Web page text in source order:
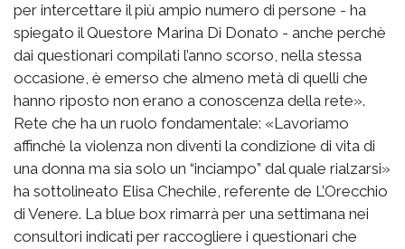
per intercettare il più ampio numero di persone - ha
spiegato il Questore Marina Di Donato - anche perchè
dai questionari compilati l’anno scorso, nella stessa
occasione, è emerso che almeno metà di quelli che
hanno riposto non erano a conoscenza della rete».
Rete che ha un ruolo fondamentale: «Lavoriamo
affinchè la violenza non diventi la condizione di vita di
una donna ma sia solo un “inciampo” dal quale rialzarsi»
ha sottolineato Elisa Chechile, referente de L’Orecchio
di Venere. La blue box rimarrà per una settimana nei
consultori indicati per raccogliere i questionari che